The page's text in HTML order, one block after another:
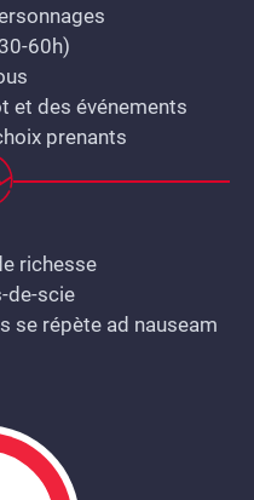
60h)
et des événements
prenants
richesse
de-scie
se répète ad nauseam